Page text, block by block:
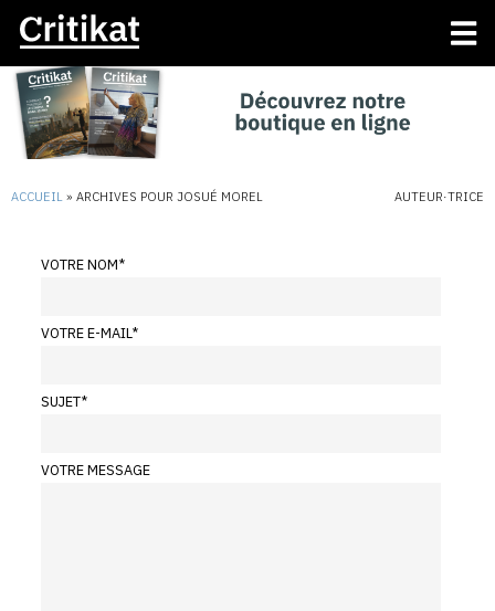
ACCUEIL » ARCHIVES POUR JOSUÉ MOREL AUTEUR·TRICE
VOTRE NOM*
VOTRE E-MAIL*
SUJET*
VOTRE MESSAGE